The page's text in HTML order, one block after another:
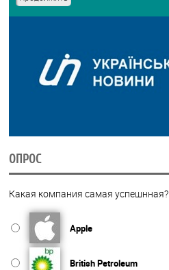
ОПРОС
Какая компания самая успешнная?
Apple
British Petroleum